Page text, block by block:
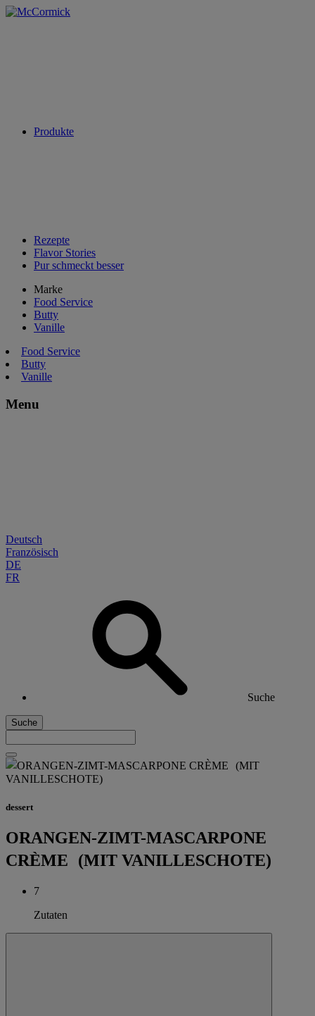
Produkte
Rezepte
Flavor Stories
Pur schmeckt besser
Marke
Food Service
Butty
Vanille
Food Service
Butty
Vanille
Menu
Deutsch
Französisch
DE
FR
Suche
Suche
dessert
ORANGEN-ZIMT-MASCARPONE
CRÈME (MIT VANILLESCHOTE)
7
Zutaten